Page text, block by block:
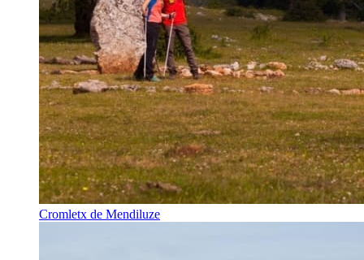
Cromletx de Mendiluze